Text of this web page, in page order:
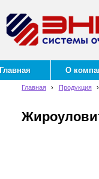
Главная О
Главная › Продукция ›